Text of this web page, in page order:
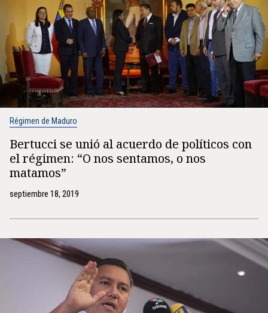
Régimen de Maduro
Bertucci se unió al acuerdo de políticos con
el régimen: “O nos sentamos, o nos
matamos”
septiembre 18, 2019